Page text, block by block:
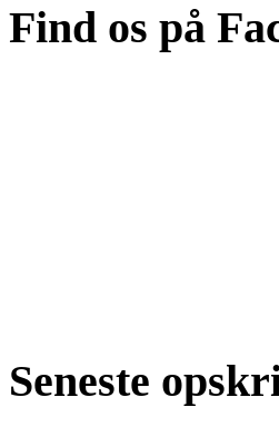
Find os på
Seneste